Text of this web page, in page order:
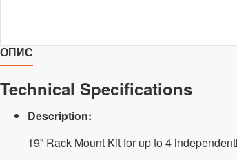
ОПИС
Technical Specifications
Description:
19” Rack Mount Kit for up to 4